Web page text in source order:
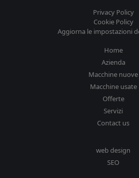
Privacy Policy
Cookie Policy
Aggiorna le impostazioni
Home
Azienda
Macchine nuove
Macchine usate
Offerte
Servizi
Contact us
web design
SEO